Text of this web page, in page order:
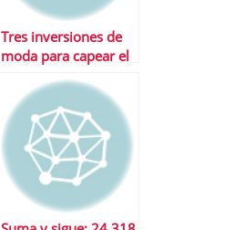
Tres inversiones de
moda para capear el